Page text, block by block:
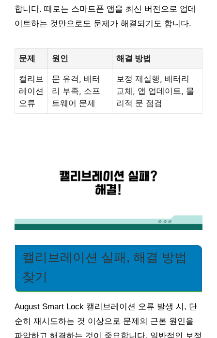
합니다. 때로는 스마트폰 앱을 최신 버전으로 업데
이트하는 것만으로도 문제가 해결되기도 합니다.
문제 원인 해결 방법
캘리브
레이션
오류
문 유격, 배터
리 부족, 소프
트웨어 문제
보정 재실행, 배터리
교체, 앱 업데이트, 물
리적 문 점검
캘리브레이션 실패, 해결 방법
찾기
August Smart Lock 캘리브레이션 오류 발생 시, 단
순히 재시도하는 것 이상으로 문제의 근본 원인을
파악하고 해결하는 것이 중요합니다. 일반적인 보정